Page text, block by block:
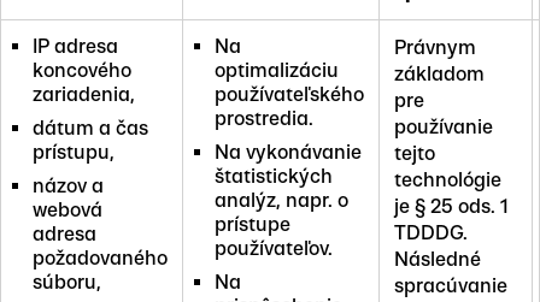
IP adresa
koncového
zariadenia,
dátum a čas
prístupu,
názov a
webová
adresa
požadovaného
súboru,
Na
optimalizáciu
používateľského
prostredia.
Na vykonávanie
štatistických
analýz, napr. o
prístupe
používateľov.
Na
Právnym
základom
pre
používanie
tejto
technológie
je § 25 ods. 1
TDDDG.
Následné
spracúvanie